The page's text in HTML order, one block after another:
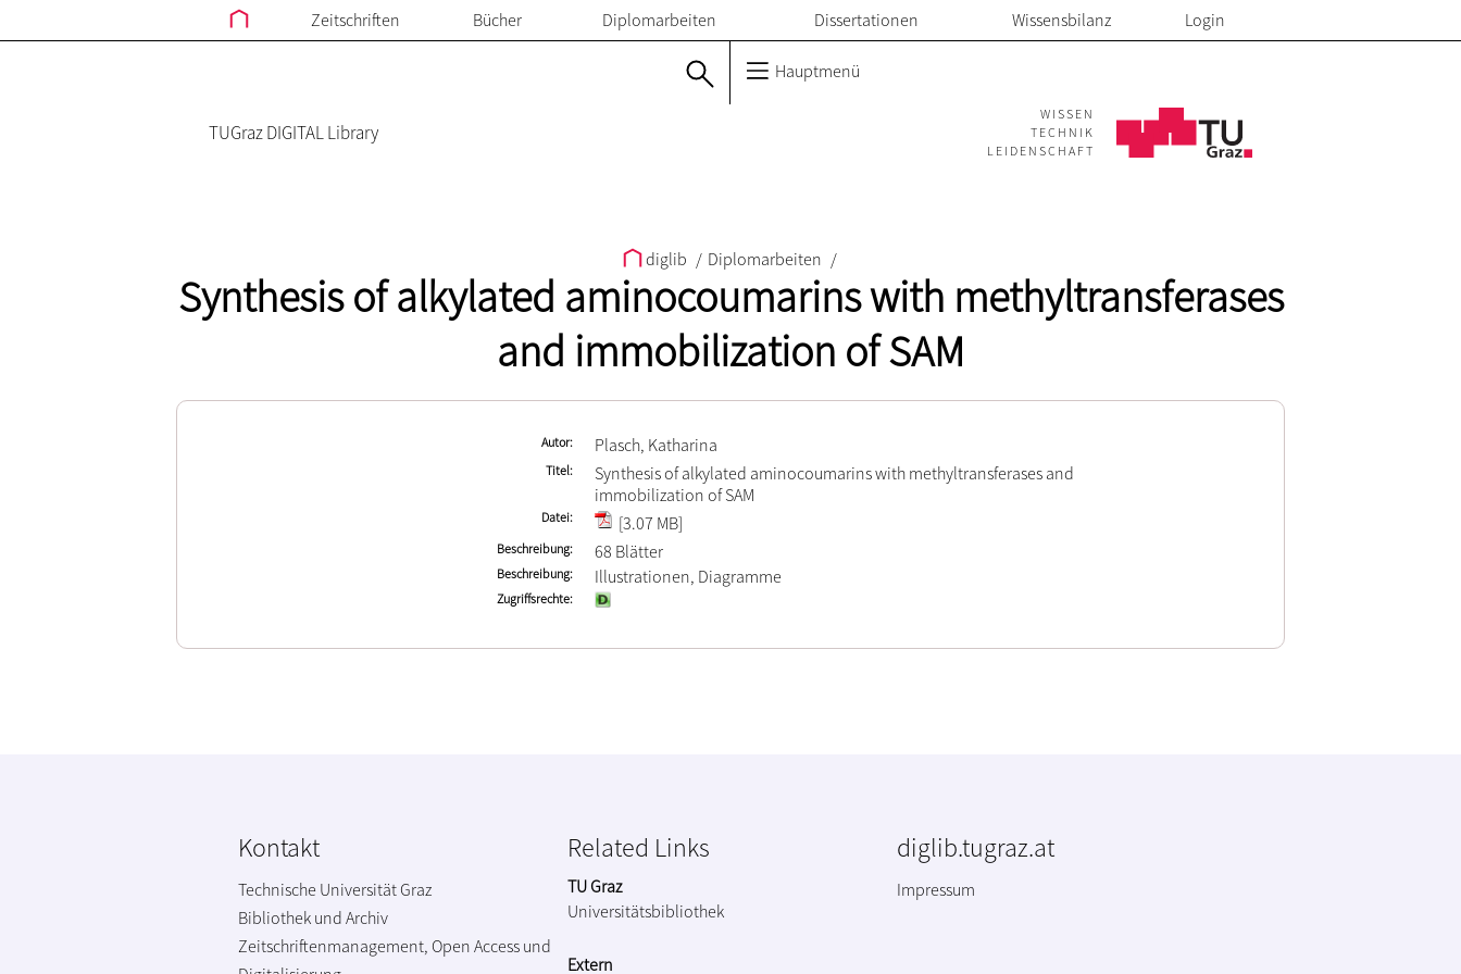
Zeitschriften Bücher Diplomarbeiten Dissertationen Wissensbilanz Login
Hauptmenü
TUGraz DIGITAL Library
WISSEN
TECHNIK
LEIDENSCHAFT
diglib / Diplomarbeiten /
Synthesis of alkylated aminocoumarins with methyltransferases
and immobilization of SAM
Autor Plasch, Katharina
Titel
Synthesis of alkylated aminocoumarins with methyltransferases and
immobilization of SAM
Datei [3.07 MB]
Beschreibung 68 Blätter
Beschreibung Illustrationen, Diagramme
Zugriffsrechte
Kontakt
Technische Universität Graz
Bibliothek und Archiv
Zeitschriftenmanagement, Open Access und
Related Links
TU Graz
Universitätsbibliothek
Extern
diglib.tugraz.at
Impressum